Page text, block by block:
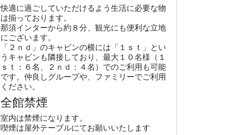
快適に過ごしていただけるよう生活に必要な物
は揃っております。
那須インターから約８分、観光にも便利な立地
にございます。
「２ｎｄ」のキャビンの横には「１ｓｔ」とい
うキャビンも隣接しており、最大１０名様（１
ｓｔ：６名、２ｎｄ：４名）でのご利用も可能
です。仲良しグループや、ファミリーでご利用
ください。
全館禁煙
室内は禁煙になります。
喫煙は屋外テーブルにてお願いいたします